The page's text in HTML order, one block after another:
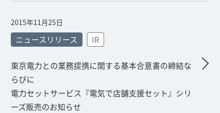
2015年11月25日
ニュースリリース IR
東京電力との業務提携に関する基本合意書の締結な
らびに
電力セットサービス『電気で店舗支援セット』シリ
ーズ販売のお知らせ